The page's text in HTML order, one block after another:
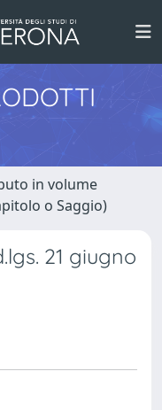
in volume
o Saggio)
21 giugno